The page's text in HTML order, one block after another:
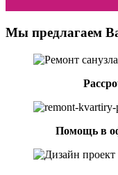
Мы предлагаем
Помощь в